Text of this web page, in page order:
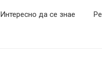
Интересно да се знае